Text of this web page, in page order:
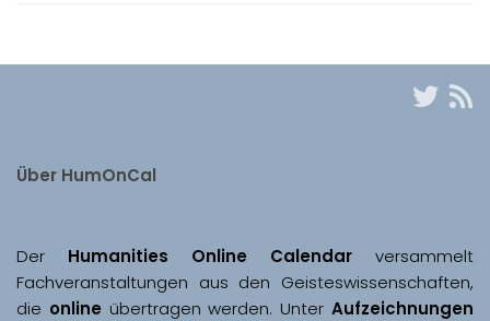
Über HumOnCal
Der Humanities Online Calendar versammelt
Fachveranstaltungen aus den Geisteswissenschaften,
die online übertragen werden. Unter Aufzeichnungen